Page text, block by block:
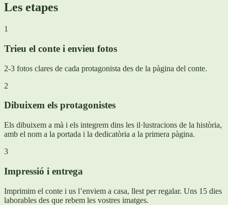
Les etapes
1
Trieu el conte i envieu fotos
2-3 fotos clares de cada protagonista des de la pàgina del conte.
2
Dibuixem els protagonistes
Els dibuixem a mà i els integrem dins les il·lustracions de la història,
amb el nom a la portada i la dedicatòria a la primera pàgina.
3
Impressió i entrega
Imprimim el conte i us l’enviem a casa, llest per regalar. Uns 15 dies
laborables des que rebem les vostres imatges.